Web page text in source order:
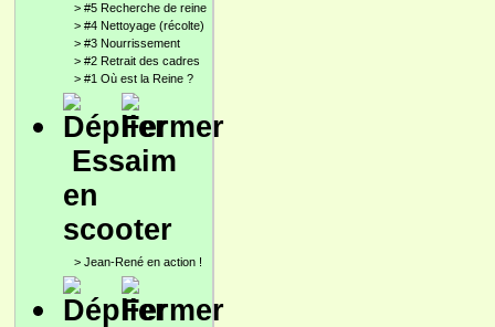
> #5 Recherche de reine
> #4 Nettoyage (récolte)
> #3 Nourrissement
> #2 Retrait des cadres
> #1 Où est la Reine ?
Essaim
en
scooter
> Jean-René en action !